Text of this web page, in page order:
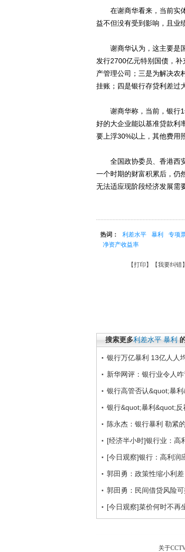
在谢商华看来，当前实体
益不但没有受到影响，且业
谢商华认为，这主要是国
发行2700亿元特别国债，
产管理公司；三是为解决农
挂账；四是银行存贷利差过
谢商华称，当前，银行1
好的大企业能以基准贷款利
要上浮30%以上，其他费用
全国政协委员、香港西安
一个时期的财富积累后，仍
无法适应现阶段经济发展需
热词： 利差水平 暴利 专项
净资产收益率
【打印 】【我要纠错
搜索更多利差水平 暴利
银行万亿暴利 13亿人人
新华网评：银行业令人
银行高管否认&quot;暴
银行&quot;暴利&quot;
陈永杰：银行暴利 勒紧
[经济半小时]银行业：高
[今日观察]银行：高利润
郭田勇：政策性缩小利
郭田勇：民间借贷风险
[今日观察]菜价何时不再
关于